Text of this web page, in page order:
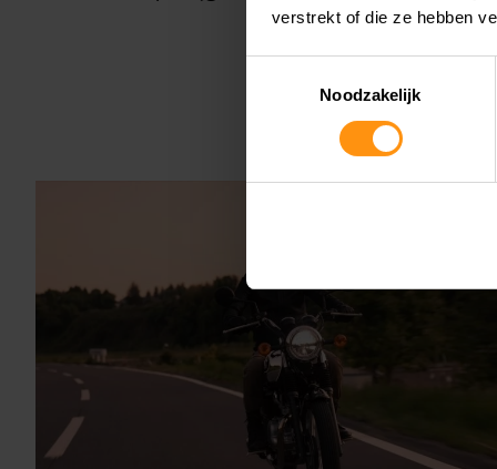
verstrekt of die ze hebben
Noodzakelijk